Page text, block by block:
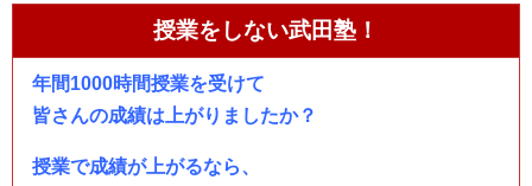
授業をしない武田塾！
年間1000時間授業を受けて
皆さんの成績は上がりましたか？
授業で成績が上がるなら、